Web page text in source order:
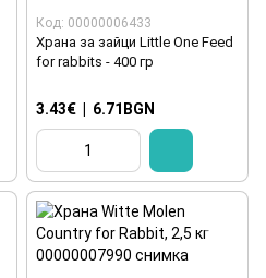
Код: 00000006433
Храна за зайци Little One Feed
for rabbits - 400 гр
3.43€ 6.71BGN